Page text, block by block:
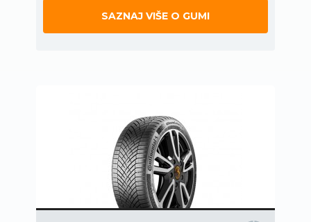
SAZNAJ VIŠE O GUMI